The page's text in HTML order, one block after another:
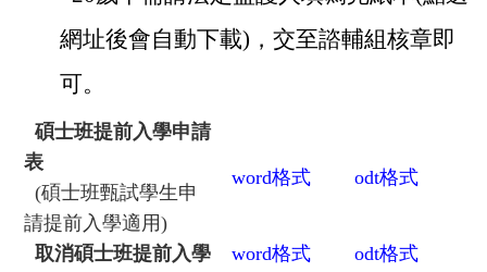
網址後會自動下載)，交至諮輔組核章即
可。
碩士班提前入學申請
表
(碩士班甄試學生申
請提前入學適用)
word格式 odt格式
取消碩士班提前入學
word格式 odt格式